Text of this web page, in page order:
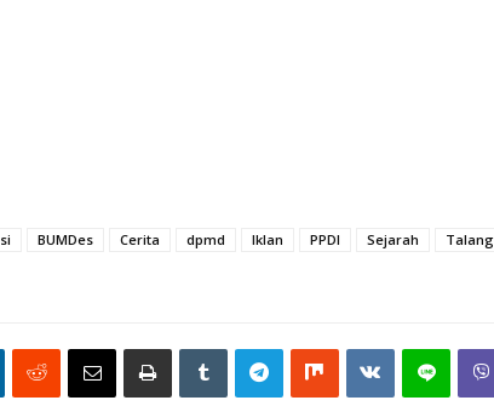
BUMDes Cerita dpmd Iklan PPDI Sejarah